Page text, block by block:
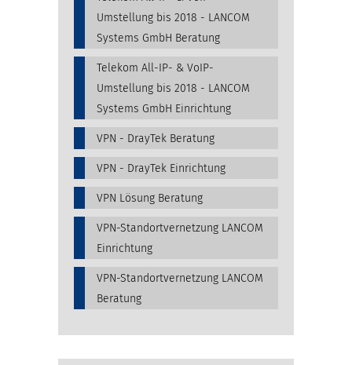
Umstellung bis 2018 - LANCOM
Systems GmbH Beratung
Telekom All-IP- & VoIP-
Umstellung bis 2018 - LANCOM
Systems GmbH Einrichtung
VPN - DrayTek Beratung
VPN - DrayTek Einrichtung
VPN Lösung Beratung
VPN-Standortvernetzung LANCOM
Einrichtung
VPN-Standortvernetzung LANCOM
Beratung